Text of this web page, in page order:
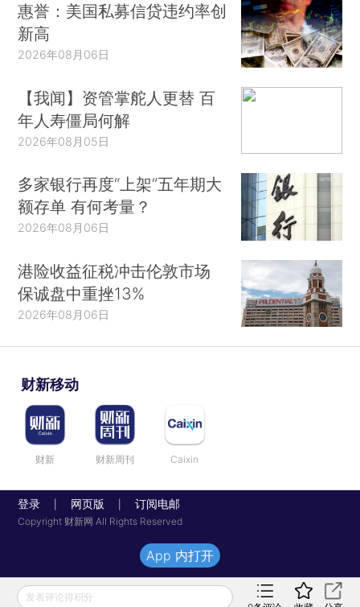
惠誉：美国私募信贷违约率创
新高
2026年08月06日
【我闻】资管掌舵人更替 百
年人寿僵局何解
2026年08月05日
多家银行再度“上架”五年期大
额存单 有何考量？
2026年08月06日
港险收益征税冲击伦敦市场
保诚盘中重挫13%
2026年08月06日
财新移动
财新 财新周刊 Caixin
登录 网页版 订阅电邮
Copyright 财新网 All Rights Reserved
发表评论得积分
App 内打开